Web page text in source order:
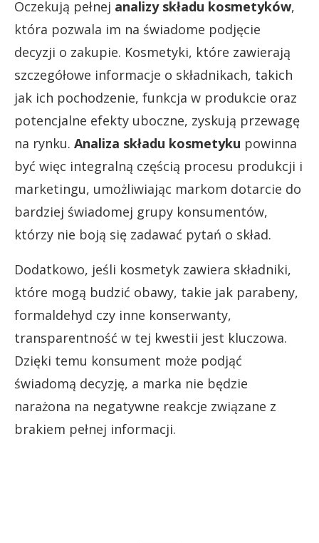
Oczekują pełnej analizy składu kosmetyków,
która pozwala im na świadome podjęcie
decyzji o zakupie. Kosmetyki, które zawierają
szczegółowe informacje o składnikach, takich
jak ich pochodzenie, funkcja w produkcie oraz
potencjalne efekty uboczne, zyskują przewagę
na rynku. Analiza składu kosmetyku powinna
być więc integralną częścią procesu produkcji i
marketingu, umożliwiając markom dotarcie do
bardziej świadomej grupy konsumentów,
którzy nie boją się zadawać pytań o skład.
Dodatkowo, jeśli kosmetyk zawiera składniki,
które mogą budzić obawy, takie jak parabeny,
formaldehyd czy inne konserwanty,
transparentność w tej kwestii jest kluczowa.
Dzięki temu konsument może podjąć
świadomą decyzję, a marka nie będzie
narażona na negatywne reakcje związane z
brakiem pełnej informacji.